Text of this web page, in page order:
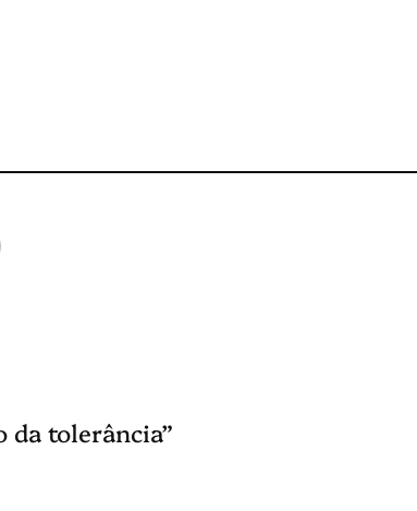
da tolerância”